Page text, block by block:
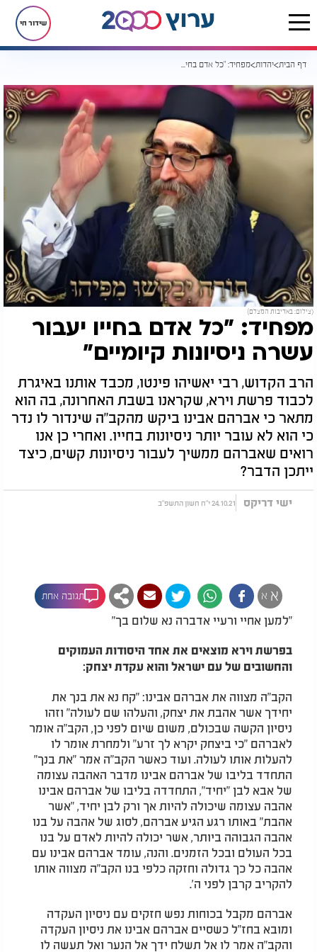
שידור חי
דף הבית יהדות מפחיד: "כל אדם בחייו יעבור עשרה ניסיונות קיומיים"
(צילום: באדיבות המצלם)
מפחיד: "כל אדם בחייו יעבור
עשרה ניסיונות קיומיים"
הרב הקדוש, רבי יאשיהו פינטו, מכבד אותנו באיגרת
לכבוד פרשת וירא, שקראנו בשבת האחרונה, בה הוא
מתאר כי אברהם אבינו ביקש מהקב"ה שינדור לו נדר
כי הוא לא עובר יותר ניסיונות בחייו. ואחרי כן אנו
רואים שאברהם ממשיך לעבור ניסיונות קשים, כיצד
ייתכן הדבר?
ישי דריקס 24.10.21 י"ח חשון התשפ"ב
א א תגובה אחת
"למען אחיי ורעיי אדברה נא שלום בך"
בפרשת וירא מוצאים את אחד היסודות העמוקים
והחשובים של עם ישראל והוא עקדת יצחק:
הקב"ה מצווה את אברהם אבינו: "קח נא את בנך את
יחידך אשר אהבת את יצחק, והעלהו שם לעולה" וזהו
ניסיון הקשה שבכולם, משום שיום לפני כן, הקב"ה אומר
לאברהם "כי ביצחק יקרא לך זרע" ולמחרת אומר לו
להעלות אותו לעולה. ועוד כאשר הקב"ה אמר "את בנך"
התחדד בליבו של אברהם אבינו מדבר האהבה עצומה
של אבא לבן "יחיד", התחדדה בליבו של אברהם אבינו
אהבה עצומה שיכולה להיות אך ורק לבן יחיד, "אשר
אהבת" באותו רגע הגיע אברהם, לסוג של אהבה על בנו
אהבה הגבוהה ביותר, אשר יכולה להיות לאדם על בנו
בכל העולם ובכל הזמנים. והנה, עומד אברהם אבינו עם
אהבה כל כך גדולה וחזקה כלפי בנו הקב"ה מצווה אותו
להקריב קרבן לפני ה'.
אברהם מקבל בכוחות נפש חזקים עם ניסיון העקדה
ומובא בחז"ל כשסיים אברהם אבינו את ניסיון העקדה
והקב"ה אמר לו אל תשלח ידך אל הנער ואל תעשה לו